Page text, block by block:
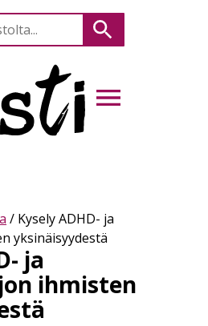
/ Kysely ADHD- ja
yksinäisyydestä
ja
ihmisten